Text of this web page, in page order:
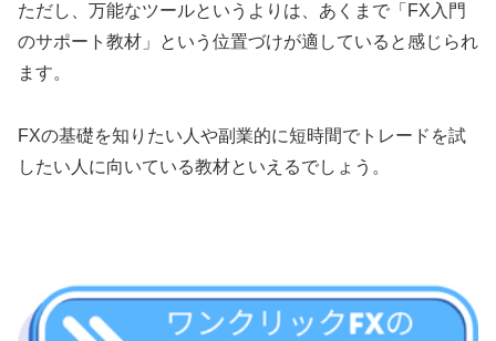
ただし、万能なツールというよりは、あくまで「FX入門
のサポート教材」という位置づけが適していると感じられ
ます。
FXの基礎を知りたい人や副業的に短時間でトレードを試
したい人に向いている教材といえるでしょう。